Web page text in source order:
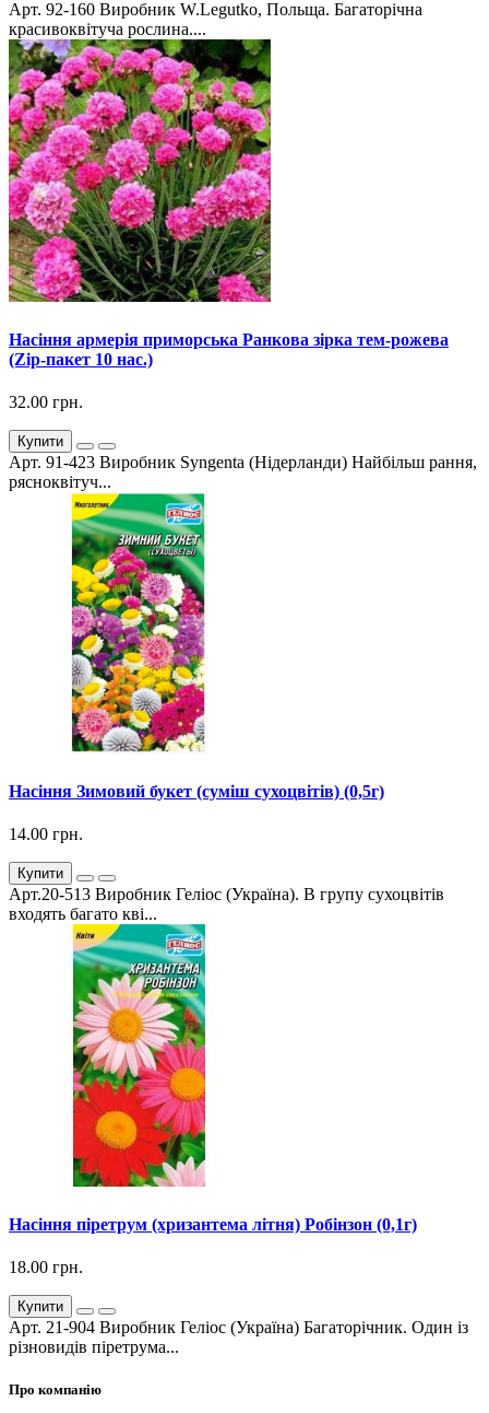
Арт. 92-160 Виробник W.Legutko, Польща. Багаторічна
красивоквітуча рослина....
Насіння армерія приморська Ранкова зірка тем-рожева
(Zip-пакет 10 нас.)
32.00 грн.
Купити
Арт. 91-423 Виробник Syngenta (Нідерланди) Найбільш рання,
рясноквітуч...
Насіння Зимовий букет (суміш сухоцвітів) (0,5г)
14.00 грн.
Купити
Арт.20-513 Виробник Геліос (Україна). В групу сухоцвітів
входять багато кві...
Насіння піретрум (хризантема літня) Робінзон (0,1г)
18.00 грн.
Купити
Арт. 21-904 Виробник Геліос (Україна) Багаторічник. Один із
різновидів піретрума...
Про компанію